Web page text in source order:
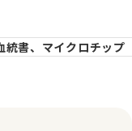
統書、マイクロチップ